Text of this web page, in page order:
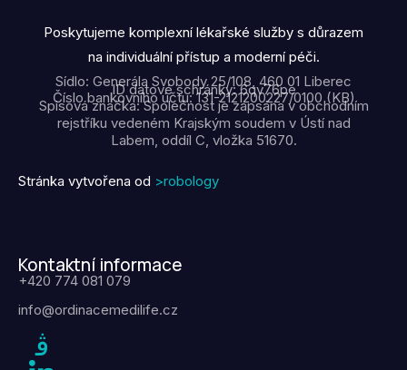
Poskytujeme komplexní lékařské služby s důrazem
na individuální přístup a moderní péči.
Sídlo: Generála Svobody 25/108, 460 01 Liberec
ID datové schránky: 6qv76pe
Číslo bankovního účtu: 131-2121200227/0100 (KB)
Spisová značka: Společnost je zapsána v obchodním
rejstříku vedeném Krajským soudem v Ústí nad
Labem, oddíl C, vložka 51670.
Stránka vytvořena od >robology
Kontaktní informace
+420 774 081 079
info@ordinacemedilife.cz